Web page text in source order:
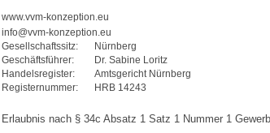
www.vvm-konzeption.eu
info@vvm-konzeption.eu
Gesellschaftssitz:
Nürnberg
Geschäftsführer:
Dr. Sabine Loritz
Handelsregister:
Amtsgericht Nürnberg
Registernummer:
HRB 14243
Erlaubnis nach § 34c Absatz 1 Satz 1 Nummer 1